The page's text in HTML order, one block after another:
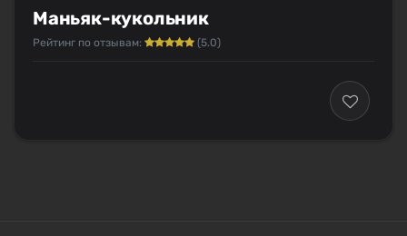
Маньяк-кукольник
Рейтинг по отзывам: (5.0)